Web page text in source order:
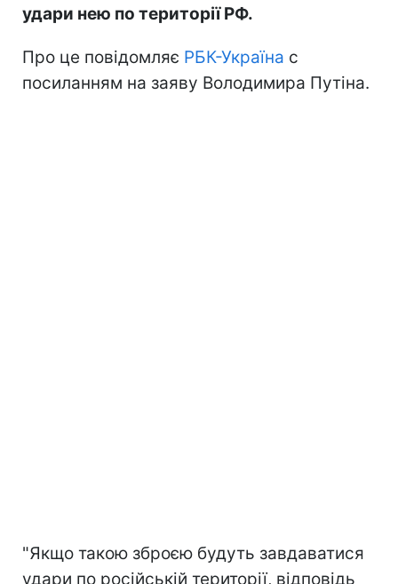
удари нею по території РФ.
Про це повідомляє РБК-Україна с
посиланням на заяву Володимира Путіна.
"Якщо такою зброєю будуть завдаватися
удари по російській території, відповідь